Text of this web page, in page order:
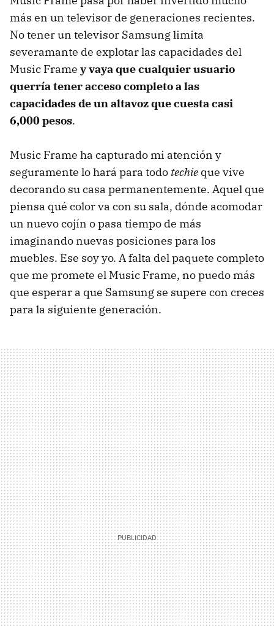
más en un televisor de generaciones recientes.
No tener un televisor Samsung limita
severamante de explotar las capacidades del
Music Frame y vaya que cualquier usuario
querría tener acceso completo a las
capacidades de un altavoz que cuesta casi
6,000 pesos.
Music Frame ha capturado mi atención y
seguramente lo hará para todo techie que vive
decorando su casa permanentemente. Aquel que
piensa qué color va con su sala, dónde acomodar
un nuevo cojín o pasa tiempo de más
imaginando nuevas posiciones para los
muebles. Ese soy yo. A falta del paquete completo
que me promete el Music Frame, no puedo más
que esperar a que Samsung se supere con creces
para la siguiente generación.